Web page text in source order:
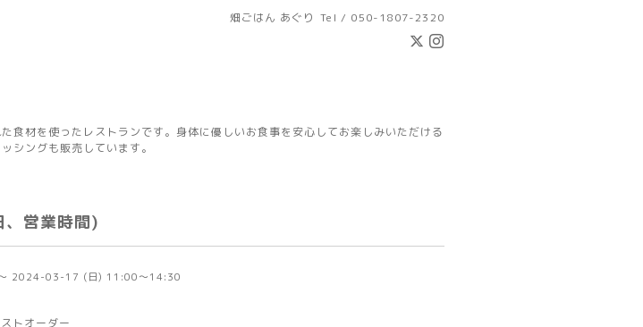
畑ごはん あぐり Tel / 050-1807-2320
食材を使ったレストランです。身体に優しいお食事を安心してお楽しみいただける
シングも販売しています。
、営業時間)
2024-03-17 (日) 11:00～14:30
トオーダー